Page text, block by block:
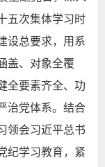
五次集体学习时
设总要求，用系
盖、对象全覆
全要素齐全、功
治党体系。结合
领会习近平总书
纪学习教育，紧